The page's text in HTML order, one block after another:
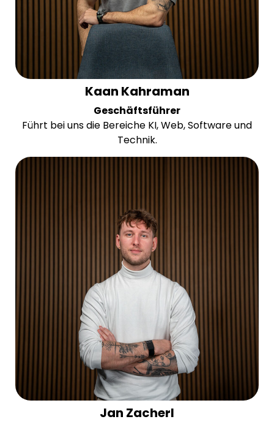
Kaan Kahraman
Geschäftsführer
Führt bei uns die Bereiche KI, Web, Software und
Technik.
Jan Zacherl